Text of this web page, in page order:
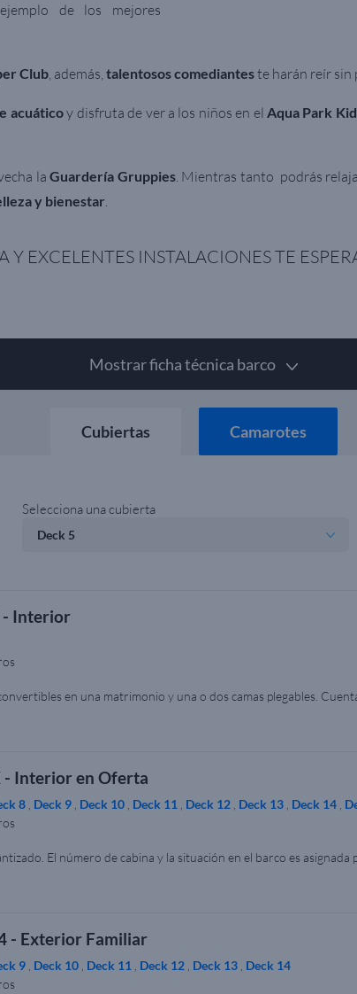
de los mejores
Club, además, talentosos comedianteste harán reír sin
acuáticoy disfruta de ver a los niños en el Aqua Park
la Guardería Gruppies. Mientras tanto podrás
y bienestar.
EXCELENTES INSTALACIONES TE
Mostrar ficha técnica barco
Cubiertas Camarotes
Selecciona una cubierta
- Interior
en una matrimonio y una o dos camas plegables.
se muestra únicamente con fines ilustrativos.
- Interior en Oferta
8 Deck 9 Deck 10 Deck 11 Deck 12 Deck 13 Deck 14
El número de cabina y la situación en el barco es
con lavabo y ducha. Tamaño aproximado del camarote: 12 m².
- Exterior Familiar
9 Deck 10 Deck 11 Deck 12 Deck 13 Deck 14